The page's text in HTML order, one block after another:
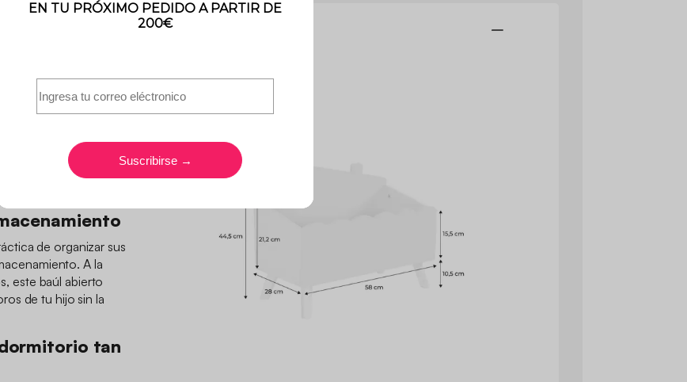
aportar una dosis de
infantiles.
como estrellas,
juego divertido que
su dormitorio o
de organizar sus
A la
este baúl abierto
de tu hijo sin la
tan